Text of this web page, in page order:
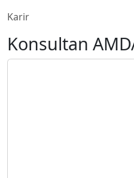
Karir
Konsultan